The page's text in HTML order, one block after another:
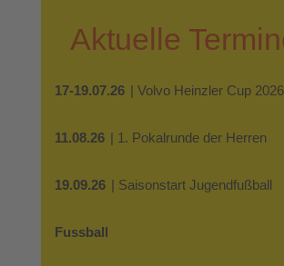
Aktuelle
17-19.07.26 | Volvo Heinzler Cup 2026
11.08.26 | 1. Pokalrunde der Herren
19.09.26 | Saisonstart Jugendfußball
Fussball